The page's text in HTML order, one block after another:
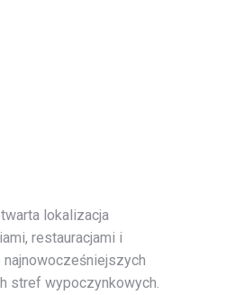
lokalizacja
restauracjami i
stref wypoczynkowych.